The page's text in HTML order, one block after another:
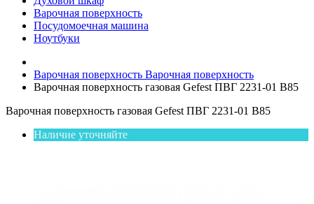
Варочная поверхность
Посудомоечная машина
Ноутбуки
Варочная поверхность Варочная поверхность
Варочная поверхность газовая Gefest ПВГ 2231-01 В85
Варочная поверхность газовая Gefest ПВГ 2231-01 В85
Наличие уточняйте